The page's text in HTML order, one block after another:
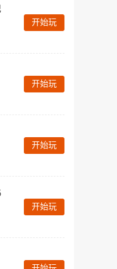
开始玩
开始玩
开始玩
开始玩